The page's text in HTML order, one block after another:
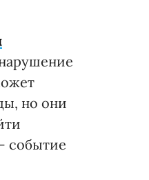
но они
событие